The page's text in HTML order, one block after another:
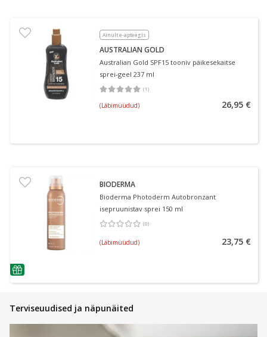
Ainult e-apteegis
AUSTRALIAN GOLD
Australian Gold SPF15 tooniv päikesekaitse
sprei-geel 237 ml
(1)
Keskmine hinnang 5.00
(Läbimüüdud) 26,95 €
nõuanne
BIODERMA
Bioderma Photoderm Autobronzant
isepruunistav sprei 150 ml
(0)
Keskmine hinnang 0.00
(Läbimüüdud) 23,75 €
Terviseuudised ja näpunäited